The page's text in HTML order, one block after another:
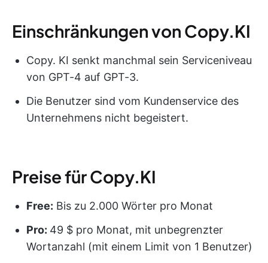
Einschränkungen von Copy.KI
Copy. KI senkt manchmal sein Serviceniveau
von GPT-4 auf GPT-3.
Die Benutzer sind vom Kundenservice des
Unternehmens nicht begeistert.
Preise für Copy.KI
Free: Bis zu 2.000 Wörter pro Monat
Pro: 49 $ pro Monat, mit unbegrenzter
Wortanzahl (mit einem Limit von 1 Benutzer)